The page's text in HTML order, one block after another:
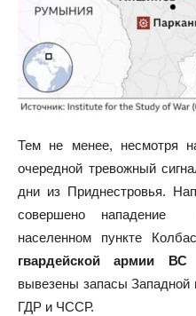
Тем не менее, несмотря
очередной тревожный
дни из Приднестровья.
совершено нападение
населенном пункте
гвардейской армии
ВС
вывезены запасы Западной
ГДР и ЧССР.